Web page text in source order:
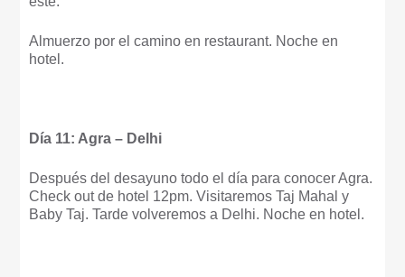
Almuerzo por el camino en restaurant. Noche en
hotel.
Día 11: Agra – Delhi
Después del desayuno todo el día para conocer Agra.
Check out de hotel 12pm. Visitaremos Taj Mahal y
Baby Taj. Tarde volveremos a Delhi. Noche en hotel.